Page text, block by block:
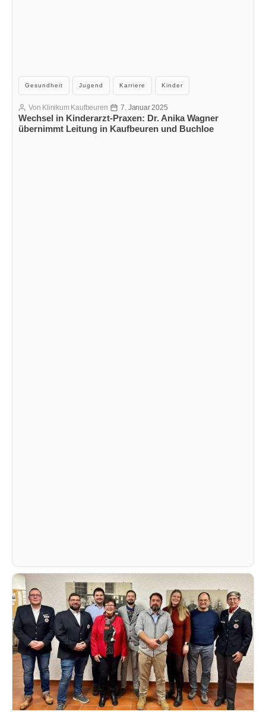
Kategorien
Gesundheit Jugend Karriere Kinder
Wechsel in Kinderarzt-Praxen: Dr. Anika Wagner
übernimmt Leitung in Kaufbeuren und Buchloe
Beitragsautor
Von Klinikum Kaufbeuren Veröffentlichungsdatum
7. Januar 2025